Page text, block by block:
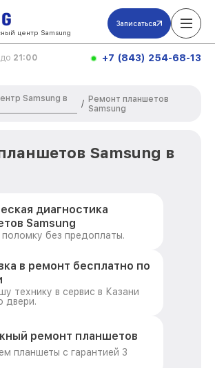
центр Samsung
Записаться
до 21:00 +7 (843) 254-68-13
Samsung в
/ Ремонт планшетов
Samsung
Samsung в
диагностика
Samsung
без предоплаты.
в ремонт бесплатно по
технику в сервис в Казани
двери.
ремонт планшетов
планшеты с гарантией 3